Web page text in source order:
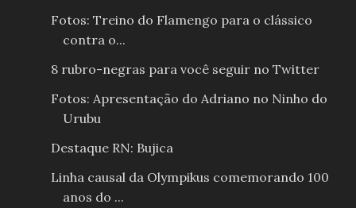
Fotos: Treino do Flamengo para o clássico
contra o...
8 rubro-negras para você seguir no Twitter
Fotos: Apresentação do Adriano no Ninho do
Urubu
Destaque RN: Bujica
Linha causal da Olympikus comemorando 100
anos do ...